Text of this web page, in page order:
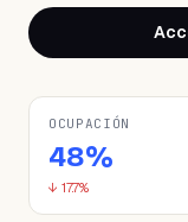
OCUPACIÓN
48%
↓ 17.7%